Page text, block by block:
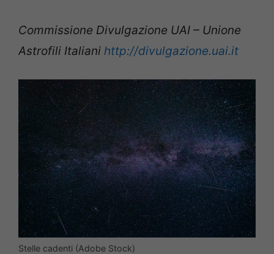
Commissione Divulgazione UAI – Unione
Astrofili Italiani http://divulgazione.uai.it
Stelle cadenti (Adobe Stock)